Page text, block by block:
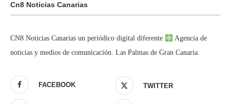
Cn8 Noticias Canarias
CN8 Noticias Canarias un periódico digital diferente
Agencia de
noticias y medios de comunicación. Las Palmas de Gran Canaria.
FACEBOOK TWITTER